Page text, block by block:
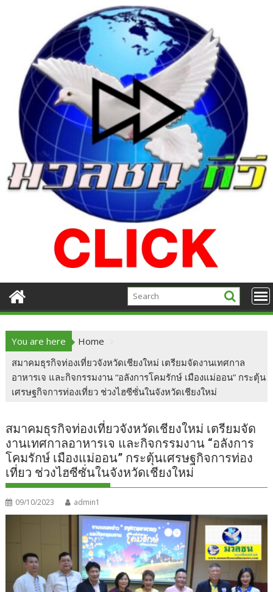
You are here
Home
สมาคมธุรกิจท่องเที่ยวจังหวัดเชียงใหม่ เตรียมจัดงานเทศกาล
อาหารเจ และกิจกรรมงาน “อลังการโคมรักษ์ เมืองแม่ออน” กระตุ้น
เศรษฐกิจการท่องเที่ยว ช่วงไฮซีซั่นในจังหวัดเชียงใหม่
สมาคมธุรกิจท่องเที่ยวจังหวัดเชียงใหม่ เตรียมจัด
งานเทศกาลอาหารเจ และกิจกรรมงาน “อลังการ
โคมรักษ์ เมืองแม่ออน” กระตุ้นเศรษฐกิจการท่อง
เที่ยว ช่วงไฮซีซั่นในจังหวัดเชียงใหม่
09/10/2023 admin1